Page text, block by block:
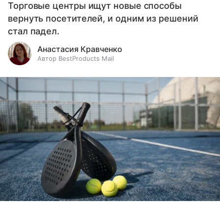
Торговые центры ищут новые способы
вернуть посетителей, и одним из решений
стал падел.
Анастасия Кравченко
Автор BestProducts Mail